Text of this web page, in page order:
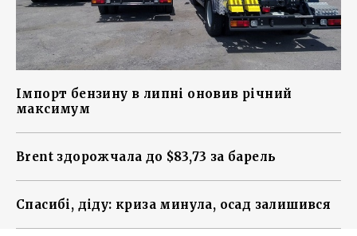
Імпорт бензину в липні оновив річний
максимум
Brent здорожчала до $83,73 за барель
Спасибі, діду: криза минула, осад залишився